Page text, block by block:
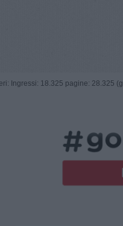
Ingressi: 18.325 pagine: 28.325